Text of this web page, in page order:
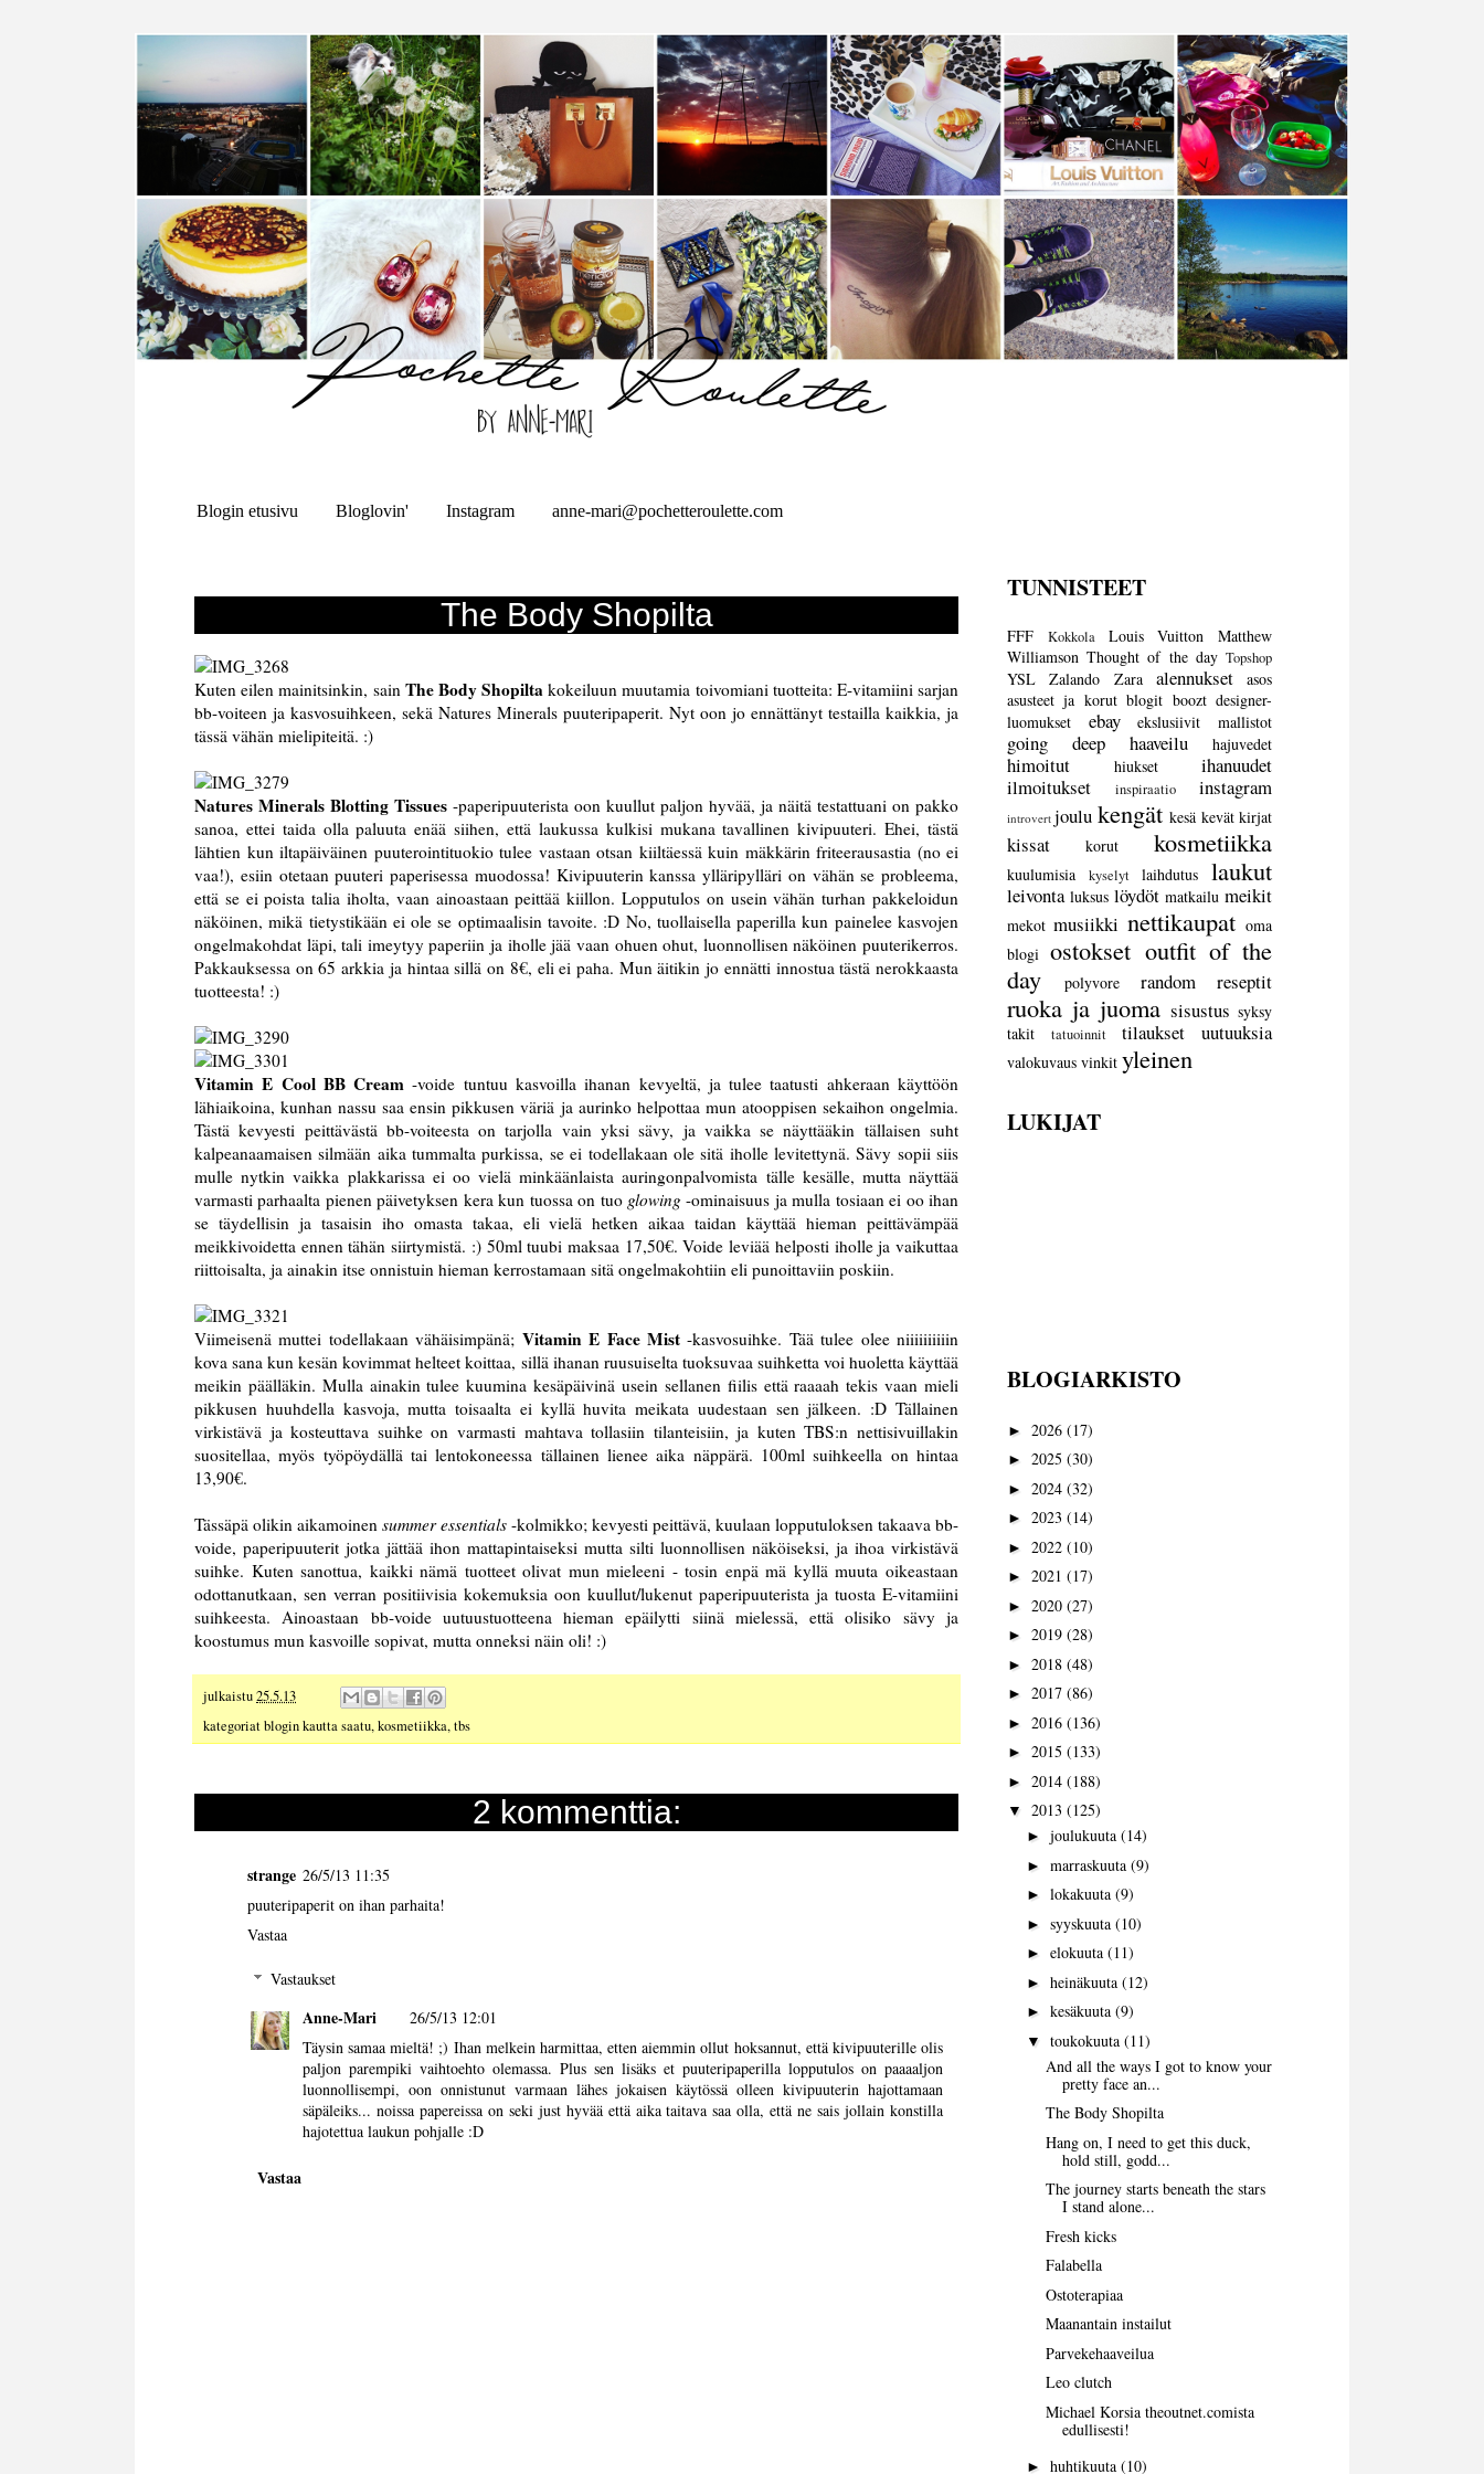
Blogin etusivu Bloglovin' Instagram anne-mari@pochetteroulette.com
The Body Shopilta
Kuten eilen mainitsinkin, sain The Body Shopilta kokeiluun muutamia toivomiani tuotteita: E-vitamiini sarjan
bb-voiteen ja kasvosuihkeen, sekä Natures Minerals puuteripaperit. Nyt oon jo ennättänyt testailla kaikkia, ja
tässä vähän mielipiteitä. :)
Natures Minerals Blotting Tissues -paperipuuterista oon kuullut paljon hyvää, ja näitä testattuani on pakko
sanoa, ettei taida olla paluuta enää siihen, että laukussa kulkisi mukana tavallinen kivipuuteri. Ehei, tästä
lähtien kun iltapäiväinen puuterointituokio tulee vastaan otsan kiiltäessä kuin mäkkärin friteerausastia (no ei
vaa!), esiin otetaan puuteri paperisessa muodossa! Kivipuuterin kanssa ylläripylläri on vähän se probleema,
että se ei poista talia iholta, vaan ainoastaan peittää kiillon. Lopputulos on usein vähän turhan pakkeloidun
näköinen, mikä tietystikään ei ole se optimaalisin tavoite. :D No, tuollaisella paperilla kun painelee kasvojen
ongelmakohdat läpi, tali imeytyy paperiin ja iholle jää vaan ohuen ohut, luonnollisen näköinen puuterikerros.
Pakkauksessa on 65 arkkia ja hintaa sillä on 8€, eli ei paha. Mun äitikin jo ennätti innostua tästä nerokkaasta
tuotteesta! :)
Vitamin E Cool BB Cream -voide tuntuu kasvoilla ihanan kevyeltä, ja tulee taatusti ahkeraan käyttöön
lähiaikoina, kunhan nassu saa ensin pikkusen väriä ja aurinko helpottaa mun atooppisen sekaihon ongelmia.
Tästä kevyesti peittävästä bb-voiteesta on tarjolla vain yksi sävy, ja vaikka se näyttääkin tällaisen suht
kalpeanaamaisen silmään aika tummalta purkissa, se ei todellakaan ole sitä iholle levitettynä. Sävy sopii siis
mulle nytkin vaikka plakkarissa ei oo vielä minkäänlaista auringonpalvomista tälle kesälle, mutta näyttää
varmasti parhaalta pienen päivetyksen kera kun tuossa on tuo glowing-ominaisuus ja mulla tosiaan ei oo ihan
se täydellisin ja tasaisin iho omasta takaa, eli vielä hetken aikaa taidan käyttää hieman peittävämpää
meikkivoidetta ennen tähän siirtymistä. :) 50ml tuubi maksaa 17,50€. Voide leviää helposti iholle ja vaikuttaa
riittoisalta, ja ainakin itse onnistuin hieman kerrostamaan sitä ongelmakohtiin eli punoittaviin poskiin.
Viimeisenä muttei todellakaan vähäisimpänä; Vitamin E Face Mist-kasvosuihke. Tää tulee olee niiiiiiiiiin
kova sana kun kesän kovimmat helteet koittaa, sillä ihanan ruusuiselta tuoksuvaa suihketta voi huoletta käyttää
meikin päälläkin. Mulla ainakin tulee kuumina kesäpäivinä usein sellanen fiilis että raaaah tekis vaan mieli
pikkusen huuhdella kasvoja, mutta toisaalta ei kyllä huvita meikata uudestaan sen jälkeen. :D Tällainen
virkistävä ja kosteuttava suihke on varmasti mahtava tollasiin tilanteisiin, ja kuten TBS:n nettisivuillakin
suositellaa, myös työpöydällä tai lentokoneessa tällainen lienee aika näppärä. 100ml suihkeella on hintaa
13,90€.
Tässäpä olikin aikamoinen summer essentials -kolmikko; kevyesti peittävä, kuulaan lopputuloksen takaava bb-
voide, paperipuuterit jotka jättää ihon mattapintaiseksi mutta silti luonnollisen näköiseksi, ja ihoa virkistävä
suihke. Kuten sanottua, kaikki nämä tuotteet olivat mun mieleeni - tosin enpä mä kyllä muuta oikeastaan
odottanutkaan, sen verran positiivisia kokemuksia oon kuullut/lukenut paperipuuterista ja tuosta E-vitamiini
suihkeesta. Ainoastaan bb-voide uutuustuotteena hieman epäilytti siinä mielessä, että olisiko sävy ja
koostumus mun kasvoille sopivat, mutta onneksi näin oli! :)
julkaistu25.5.13
kategoriatblogin kautta saatu,kosmetiikka,tbs
2 kommenttia:
strange 26/5/13 11:35
puuteripaperit on ihan parhaita!
Vastaa
Vastaukset
Anne-Mari
26/5/13 12:01
Täysin samaa mieltä! ;) Ihan melkein harmittaa, etten aiemmin ollut hoksannut, että kivipuuterille olis
paljon parempiki vaihtoehto olemassa. Plus sen lisäks et puuteripaperilla lopputulos on paaaaljon
luonnollisempi, oon onnistunut varmaan lähes jokaisen käytössä olleen kivipuuterin hajottamaan
säpäleiks... noissa papereissa on seki just hyvää että aika taitava saa olla, että ne sais jollain konstilla
hajotettua laukun pohjalle :D
Vastaa
TUNNISTEET
FFF Kokkola Louis Vuitton
Matthew
Williamson Thought of the day Topshop
YSL Zalando Zara alennukset
asos
asusteet ja korut blogit boozt designer-
luomukset
ebay ekslusiivit mallistot
going deep haaveilu hajuvedet
himoitut hiukset
ihanuudet
ilmoitukset
inspiraatio instagram
introvert joulu kengät kesä kevät kirjat
kissat korut kosmetiikka
kuulumisia kyselyt laihdutus laukut
leivonta luksus löydöt matkailu meikit
mekot musiikki nettikaupat oma
blogi ostokset outfit of the
day
polyvore random reseptit
ruoka ja juoma sisustus syksy
takit
tatuoinnit tilaukset uutuuksia
valokuvaus vinkit yleinen
LUKIJAT
BLOGIARKISTO
► 2026 (17)
► 2025 (30)
► 2024 (32)
► 2023 (14)
► 2022 (10)
► 2021 (17)
► 2020 (27)
► 2019 (28)
► 2018 (48)
► 2017 (86)
► 2016 (136)
► 2015 (133)
► 2014 (188)
▼ 2013 (125)
► joulukuuta (14)
► marraskuuta (9)
► lokakuuta (9)
► syyskuuta (10)
► elokuuta (11)
► heinäkuuta (12)
► kesäkuuta (9)
▼ toukokuuta (11)
And all the ways I got to know your
pretty face an...
The Body Shopilta
Hang on, I need to get this duck,
hold still, godd...
The journey starts beneath the stars
I stand alone...
Fresh kicks
Falabella
Ostoterapiaa
Maanantain instailut
Parvekehaaveilua
Leo clutch
Michael Korsia theoutnet.comista
edullisesti!
► huhtikuuta (10)